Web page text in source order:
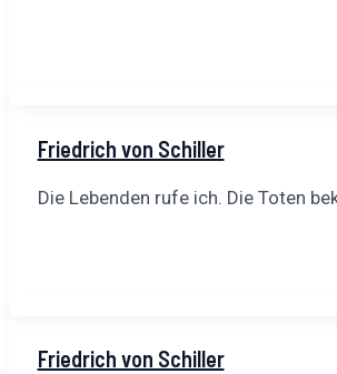
Friedrich von Schiller
Die Lebenden rufe ich. Die Toten
Friedrich von Schiller